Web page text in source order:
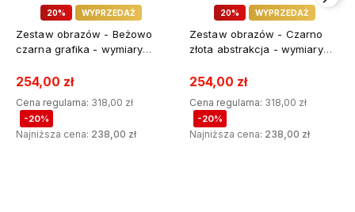
20% WYPRZEDAŻ
Zestaw obrazów - Beżowo
czarna grafika - wymiary
254,00 zł
Cena regularna: 318,00 zł
-20%
Najniższa cena: 238,00 zł
20% WYPRZEDAŻ
Zestaw obrazów - Czarno
złota abstrakcja - wymiary
254,00 zł
Cena regularna: 318,00 zł
-20%
Najniższa cena: 238,00 zł